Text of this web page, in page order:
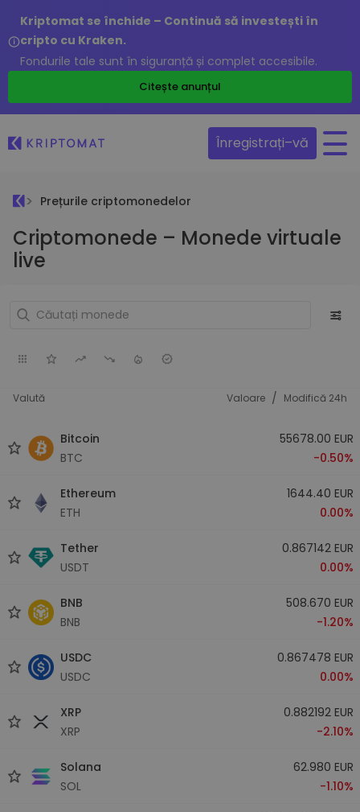
Kriptomat se închide – Continuă să investești în
cripto cu Kraken.
Fondurile tale sunt în siguranță și complet accesibile.
Citește anunțul
Înregistrați–vă
Prețurile criptomonedelor
Criptomonede – Monede virtuale
live
Valută Valoare / Modifică 24h
Bitcoin
BTC
55678.00 EUR
-0.50%
Ethereum
ETH
1644.40 EUR
0.00%
Tether
USDT
0.867142 EUR
0.00%
BNB
BNB
508.670 EUR
-1.20%
USDC
USDC
0.867478 EUR
0.00%
XRP
XRP
0.882192 EUR
-2.10%
Solana
SOL
62.980 EUR
-1.10%